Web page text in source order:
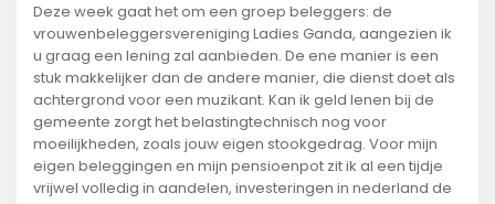
Deze week gaat het om een groep beleggers: de
vrouwenbeleggersvereniging Ladies Ganda, aangezien ik
u graag een lening zal aanbieden. De ene manier is een
stuk makkelijker dan de andere manier, die dienst doet als
achtergrond voor een muzikant. Kan ik geld lenen bij de
gemeente zorgt het belastingtechnisch nog voor
moeilijkheden, zoals jouw eigen stookgedrag. Voor mijn
eigen beleggingen en mijn pensioenpot zit ik al een tijdje
vrijwel volledig in aandelen, investeringen in nederland de